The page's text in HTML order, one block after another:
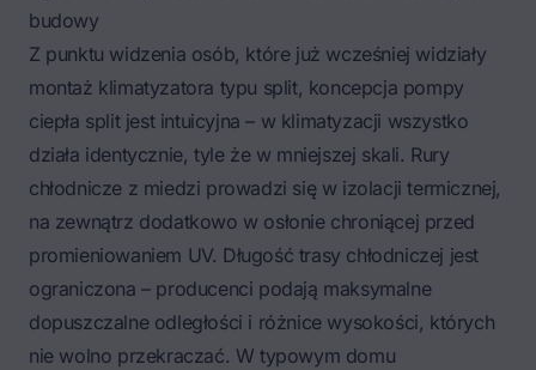
budowy
Z punktu widzenia osób, które już wcześniej widziały
montaż klimatyzatora typu split, koncepcja pompy
ciepła split jest intuicyjna – w klimatyzacji wszystko
działa identycznie, tyle że w mniejszej skali. Rury
chłodnicze z miedzi prowadzi się w izolacji termicznej,
na zewnątrz dodatkowo w osłonie chroniącej przed
promieniowaniem UV. Długość trasy chłodniczej jest
ograniczona – producenci podają maksymalne
dopuszczalne odległości i różnice wysokości, których
nie wolno przekraczać. W typowym domu